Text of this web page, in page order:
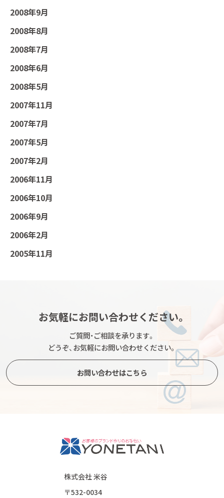
2008年9月
2008年8月
2008年7月
2008年6月
2008年5月
2007年11月
2007年7月
2007年5月
2007年2月
2006年11月
2006年10月
2006年9月
2006年2月
2005年11月
お気軽にお問い合わせください。
ご質問・ご相談を承ります。
どうぞ、お気軽にお問い合わせください。
お問い合わせはこちら
株式会社 米谷
〒532-0034